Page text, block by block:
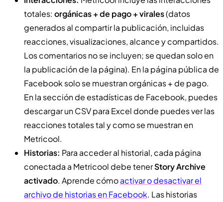
totales: orgánicas + de pago + virales(datos
generados al compartir la publicación, incluidas
reacciones, visualizaciones, alcance y compartidos.
Los comentarios no se incluyen; se quedan solo en
la publicación de la página). En la página pública de
Facebook solo se muestran orgánicas + de pago.
En la sección de estadísticas de Facebook, puedes
descargar un CSV para Excel donde puedes ver las
reacciones totales tal y como se muestran en
Metricool.
Historias: Para acceder al historial, cada página
conectada a Metricool debe tenerStory Archive
activado. Aprende cómoactivar o desactivar el
archivo de historias en Facebook. Las historias